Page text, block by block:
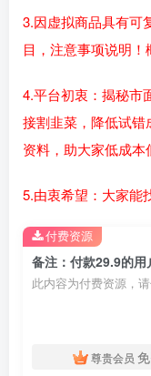
3.因虚拟商品具有可
目，注意事项说明！
4.平台初衷：揭秘市
接割韭菜，降低试
资料，助大家低成本
5.由衷希望：大家能
此内容为付费资源，
尊贵会员
付费资源